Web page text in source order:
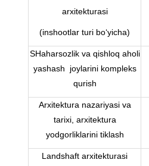
arxitekturasi
(inshootlar turi bo‘yicha)
SHaharsozlik va qishloq aholi
yashash joylarini kompleks
qurish
Arxitektura nazariyasi va
tarixi, arxitektura
yodgorliklarini tiklash
Landshaft arxitekturasi